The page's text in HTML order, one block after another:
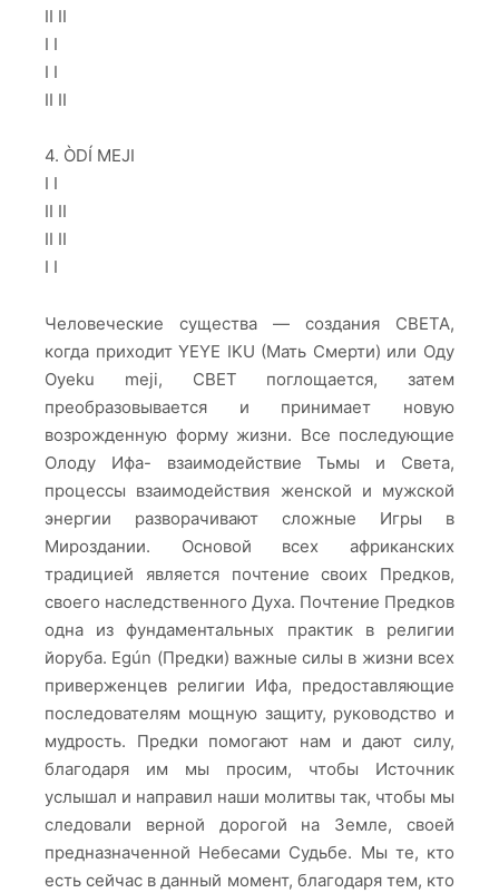
II II
I I
I I
II II
4. ÒDÍ MEJI
I I
II II
II II
I I
Человеческие существа — создания СВЕТА,
когда приходит YEYE IKU (Мать Смерти) или Оду
Oyeku meji, СВЕТ поглощается, затем
преобразовывается и принимает новую
возрожденную форму жизни. Все последующие
Олоду Ифа- взаимодействие Тьмы и Света,
процессы взаимодействия женской и мужской
энергии разворачивают сложные Игры в
Мироздании. Основой всех африканских
традицией является почтение своих Предков,
своего наследственного Духа. Почтение Предков
одна из фундаментальных практик в религии
йоруба. Egún (Предки) важные силы в жизни всех
приверженцев религии Ифа, предоставляющие
последователям мощную защиту, руководство и
мудрость. Предки помогают нам и дают силу,
благодаря им мы просим, чтобы Источник
услышал и направил наши молитвы так, чтобы мы
следовали верной дорогой на Земле, своей
предназначенной Небесами Судьбе. Мы те, кто
есть сейчас в данный момент, благодаря тем, кто